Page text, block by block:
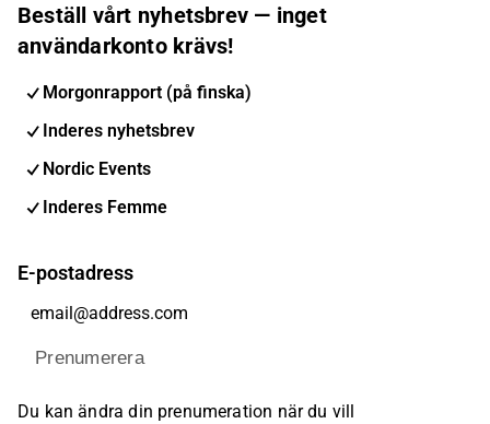
Beställ vårt nyhetsbrev — inget
användarkonto krävs!
Morgonrapport (på finska)
Inderes nyhetsbrev
Nordic Events
Inderes Femme
E-postadress
Prenumerera
Du kan ändra din prenumeration när du vill